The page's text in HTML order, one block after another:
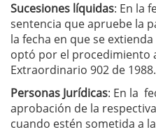
Sucesiones líquidas: En la
sentencia que apruebe la
la fecha en que se
optó por el procedimiento
Extraordinario 902 de 1988.
Personas Jurídicas: En la
aprobación de la
cuando estén sometida a